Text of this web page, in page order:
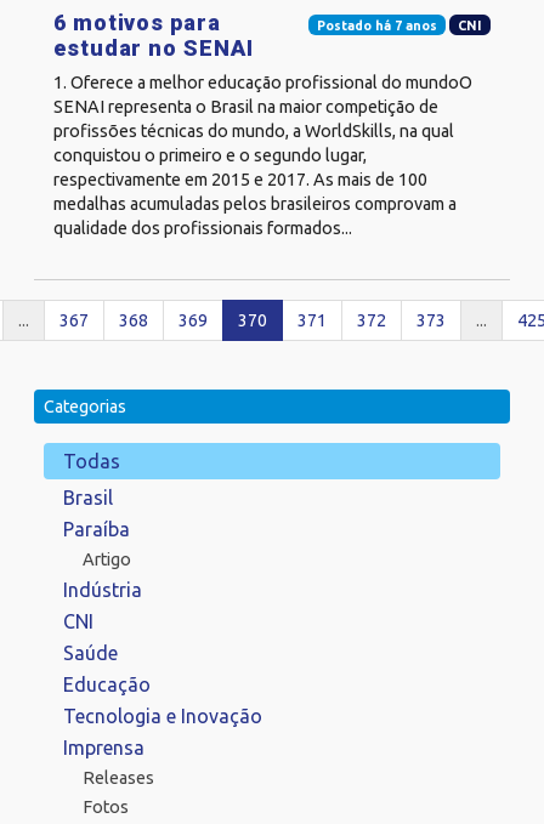
Postado há 7 anos CNI
6 motivos para
estudar no SENAI
1. Oferece a melhor educação profissional do mundoO
SENAI representa o Brasil na maior competição de
profissões técnicas do mundo, a WorldSkills, na qual
conquistou o primeiro e o segundo lugar,
respectivamente em 2015 e 2017. As mais de 100
medalhas acumuladas pelos brasileiros comprovam a
qualidade dos profissionais formados...
... 367 368 369 370 371 372 373 ...
Categorias
Todas
Brasil
Paraíba
Artigo
Indústria
CNI
Saúde
Educação
Tecnologia e Inovação
Imprensa
Releases
Fotos